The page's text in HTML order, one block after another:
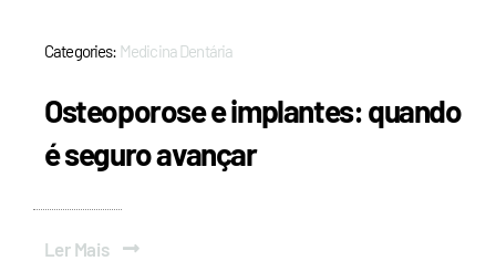
Categories: Medicina Dentária
Osteoporose e implantes: quando
é seguro avançar
Ler Mais